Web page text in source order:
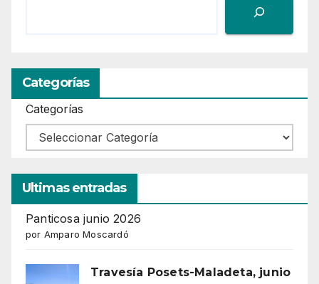
Categorías
Categorías
Ultimas entradas
Panticosa junio 2026
por Amparo Moscardó
Travesía Posets-Maladeta, junio